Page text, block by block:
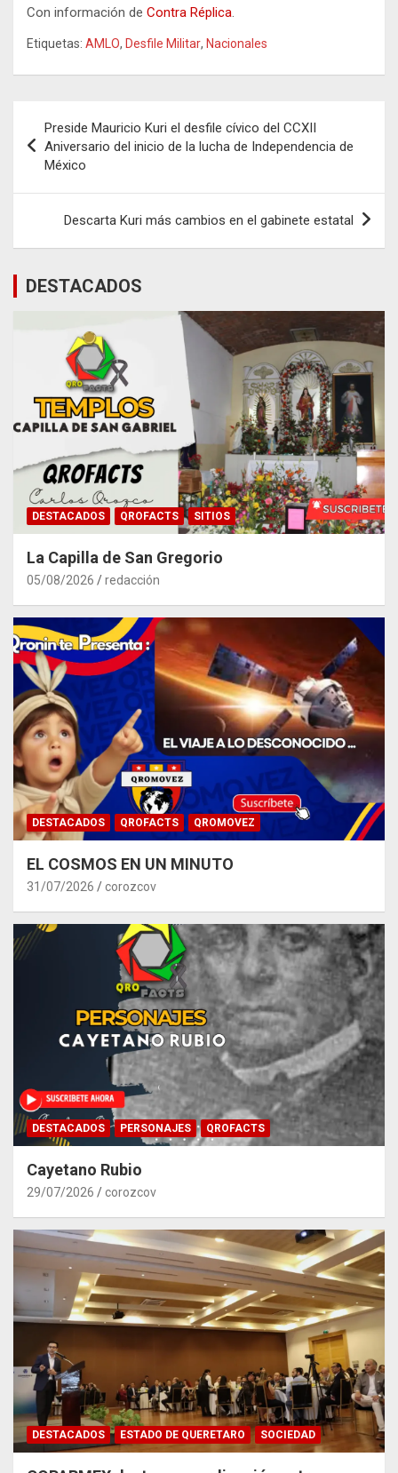
Con información de Contra Réplica.
Etiquetas: AMLO, Desfile Militar, Nacionales
de
entradas
Preside Mauricio Kuri el desfile cívico del CCXII
Aniversario del inicio de la lucha de Independencia de
México
Descarta Kuri más cambios en el gabinete estatal
DESTACADOS
DESTACADOS QROFACTS SITIOS
La Capilla de San Gregorio
05/08/2026 redacción
DESTACADOS QROFACTS QROMOVEZ
EL COSMOS EN UN MINUTO
31/07/2026 corozcov
DESTACADOS PERSONAJES QROFACTS
Cayetano Rubio
29/07/2026 corozcov
DESTACADOS ESTADO DE QUERETARO SOCIEDAD